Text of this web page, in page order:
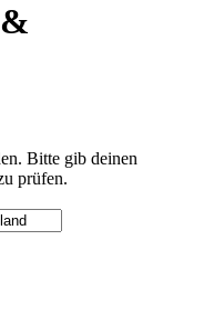
Bitte gib deinen
prüfen.